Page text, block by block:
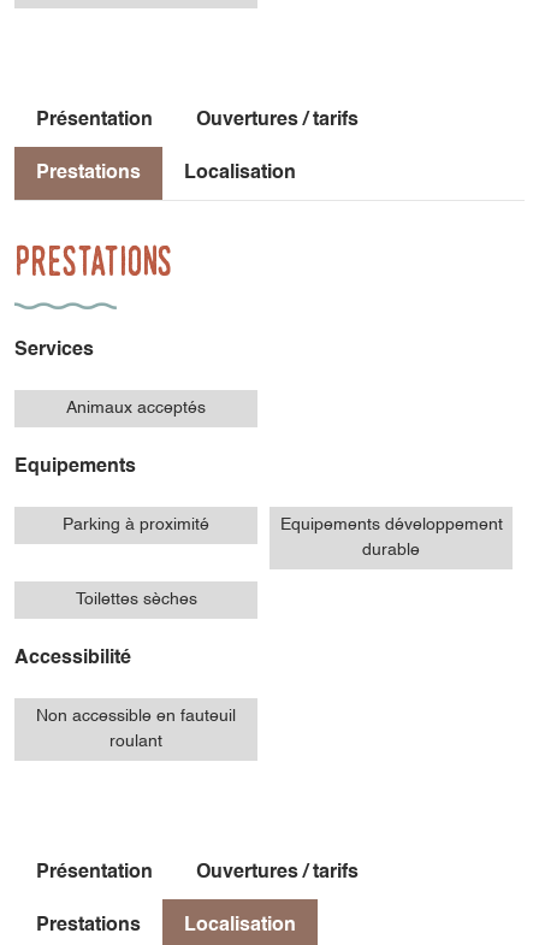
Présentation Ouvertures / tarifs
Prestations Localisation
Prestations
Services
Animaux acceptés
Equipements
Parking à proximité
Equipements développement
durable
Toilettes sèches
Accessibilité
Non accessible en fauteuil
roulant
Présentation Ouvertures / tarifs
Prestations Localisation